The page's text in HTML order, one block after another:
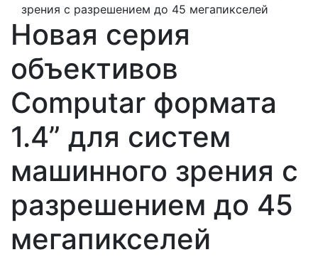
зрения с разрешением до 45 мегапикселей
Новая серия
объективов
Сomputar формата
1.4” для систем
машинного зрения с
разрешением до 45
мегапикселей